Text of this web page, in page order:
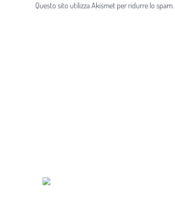
Questo sito utilizza Akismet per ridurre lo spam.